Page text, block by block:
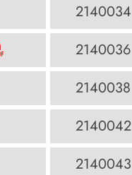
2140034
2140036
2140038
2140042
2140043